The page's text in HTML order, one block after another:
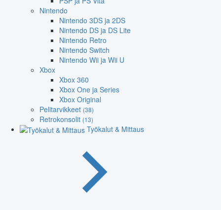
Nintendo
Nintendo 3DS ja 2DS
Nintendo DS ja DS Lite
Nintendo Retro
Nintendo Switch
Nintendo Wii ja Wii U
Xbox
Xbox 360
Xbox One ja Series
Xbox Original
Pelitarvikkeet (38)
Retrokonsolit (13)
Työkalut & Mittaus